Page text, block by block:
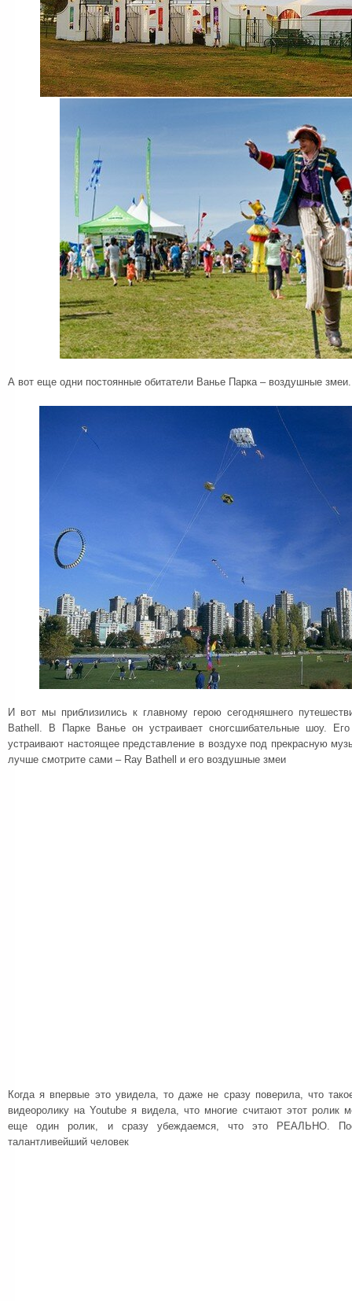
А вот еще одни постоянные обитатели Ванье Парка – воздушные змеи.
И вот мы приблизились к главному герою сегодняшнего
Bathell. В Парке Ванье он устраивает сногсшибательные шоу.
устраивают настоящее представление в воздухе под прекрасную
лучше смотрите сами – Ray Bathell и его воздушные змеи
Когда я впервые это увидела, то даже не сразу поверила, что
видеоролику на Youtube я видела, что многие считают этот ролик
еще один ролик, и сразу убеждаемся, что это РЕАЛЬНО.
талантливейший человек